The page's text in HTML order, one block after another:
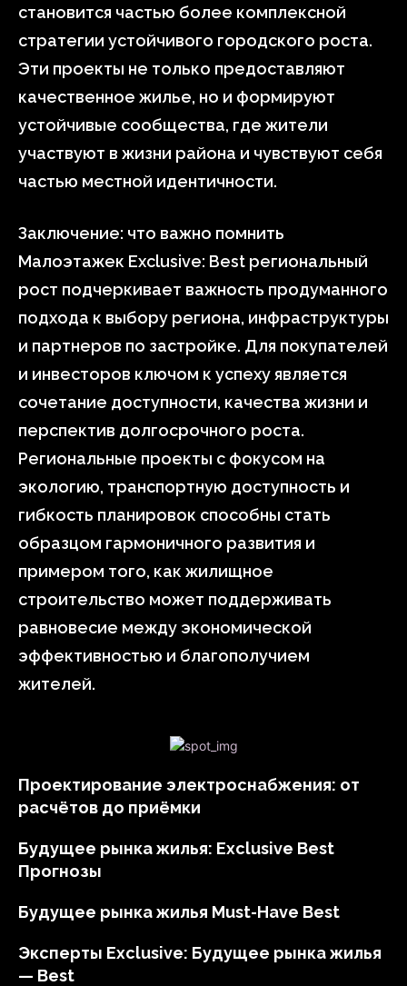
становится частью более комплексной
стратегии устойчивого городского роста.
Эти проекты не только предоставляют
качественное жилье, но и формируют
устойчивые сообщества, где жители
участвуют в жизни района и чувствуют себя
частью местной идентичности.
Заключение: что важно помнить
Малоэтажек Exclusive: Best региональный
рост подчеркивает важность продуманного
подхода к выбору региона, инфраструктуры
и партнеров по застройке. Для покупателей
и инвесторов ключом к успеху является
сочетание доступности, качества жизни и
перспектив долгосрочного роста.
Региональные проекты с фокусом на
экологию, транспортную доступность и
гибкость планировок способны стать
образцом гармоничного развития и
примером того, как жилищное
строительство может поддерживать
равновесие между экономической
эффективностью и благополучием
жителей.
Проектирование электроснабжения: от
расчётов до приёмки
Будущее рынка жилья: Exclusive Best
Прогнозы
Будущее рынка жилья Must-Have Best
Эксперты Exclusive: Будущее рынка жилья
— Best